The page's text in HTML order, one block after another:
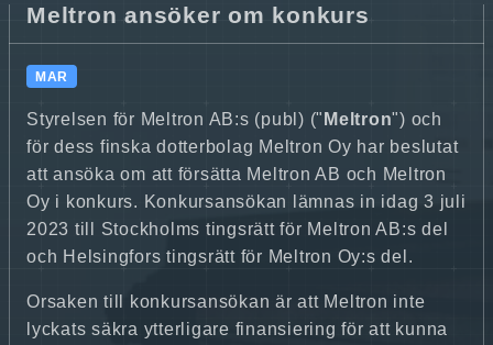
Meltron ansöker om konkurs
MAR
Styrelsen för Meltron AB:s (publ) (" Meltron") och
för dess finska dotterbolag Meltron Oy har beslutat
att ansöka om att försätta Meltron AB och Meltron
Oy i konkurs. Konkursansökan lämnas in idag 3 juli
2023 till Stockholms tingsrätt för Meltron AB:s del
och Helsingfors tingsrätt för Meltron Oy:s del.
Orsaken till konkursansökan är att Meltron inte
lyckats säkra ytterligare finansiering för att kunna